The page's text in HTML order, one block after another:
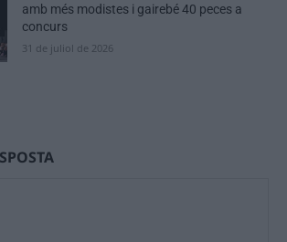
amb més modistes i gairebé 40 peces a
concurs
31 de juliol de 2026